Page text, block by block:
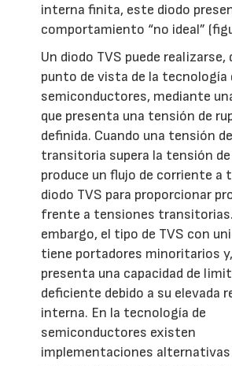
interna finita, este diodo
comportamiento “no ideal”
Un diodo TVS puede realizarse,
punto de vista de la tecnología
semiconductores, mediante
que presenta una tensión de
definida. Cuando una tensión
transitoria supera la tensión
produce un flujo de corriente a
diodo TVS para proporcionar
frente a tensiones
embargo, el tipo de TVS con
tiene portadores minoritarios
presenta una capacidad de
deficiente debido a su elevada
interna. En la tecnología de
semiconductores existen
implementaciones alternativas